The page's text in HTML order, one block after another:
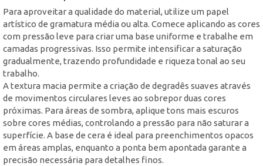
Para aproveitar a qualidade do material, utilize um papel
artístico de gramatura média ou alta. Comece aplicando as cores
com pressão leve para criar uma base uniforme e trabalhe em
camadas progressivas. Isso permite intensificar a saturação
gradualmente, trazendo profundidade e riqueza tonal ao seu
trabalho.
A textura macia permite a criação de degradês suaves através
de movimentos circulares leves ao sobrepor duas cores
próximas. Para áreas de sombra, aplique tons mais escuros
sobre cores médias, controlando a pressão para não saturar a
superfície. A base de cera é ideal para preenchimentos opacos
em áreas amplas, enquanto a ponta bem apontada garante a
precisão necessária para detalhes finos.